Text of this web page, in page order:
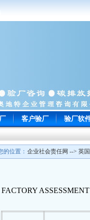
客户验厂 验厂软
的位置： 企业社会责任网 --> 英
FACTORY